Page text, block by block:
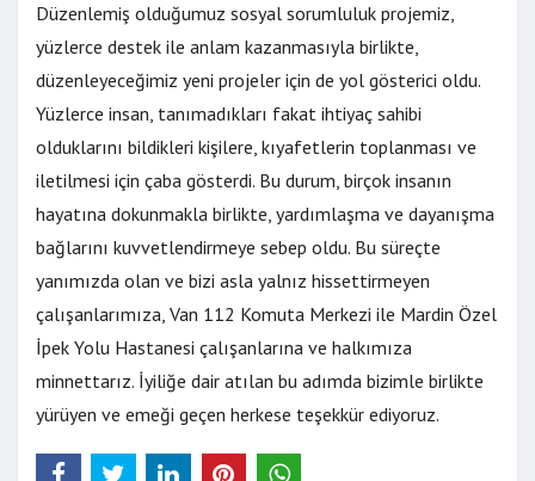
Düzenlemiş olduğumuz sosyal sorumluluk projemiz,
yüzlerce destek ile anlam kazanmasıyla birlikte,
düzenleyeceğimiz yeni projeler için de yol gösterici oldu.
Yüzlerce insan, tanımadıkları fakat ihtiyaç sahibi
olduklarını bildikleri kişilere, kıyafetlerin toplanması ve
iletilmesi için çaba gösterdi. Bu durum, birçok insanın
hayatına dokunmakla birlikte, yardımlaşma ve dayanışma
bağlarını kuvvetlendirmeye sebep oldu. Bu süreçte
yanımızda olan ve bizi asla yalnız hissettirmeyen
çalışanlarımıza, Van 112 Komuta Merkezi ile Mardin Özel
İpek Yolu Hastanesi çalışanlarına ve halkımıza
minnettarız. İyiliğe dair atılan bu adımda bizimle birlikte
yürüyen ve emeği geçen herkese teşekkür ediyoruz.